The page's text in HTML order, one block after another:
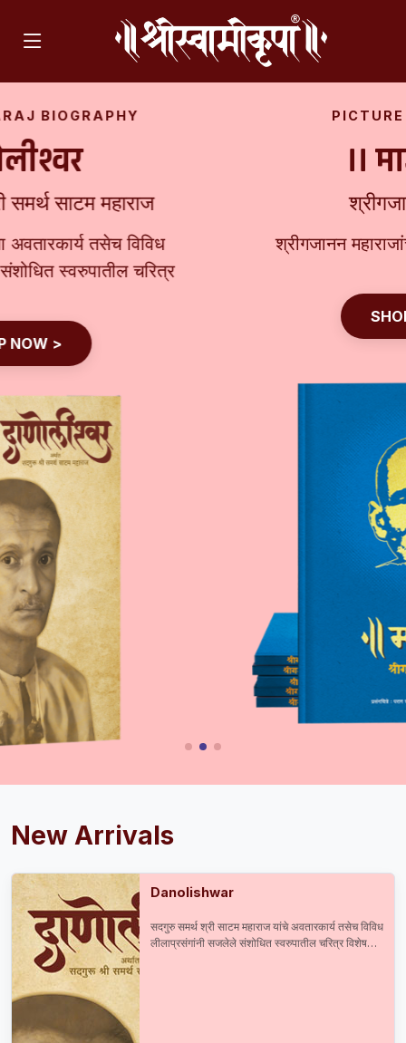
PICTURE BIOGRAPHY
श्रीगजानन महाराज
श्रीगजानन महाराजांच्या वैविध्यपूर्ण 'भाव'मुद्रा
New Arrivals
Danolishwar
सदगुरु समर्थ श्री साटम महाराज यांचे अवतारकार्य तसेच विविध
लीलाप्रसंगांनी सजलेले संशोधित स्वरुपातील चरित्र विशेष